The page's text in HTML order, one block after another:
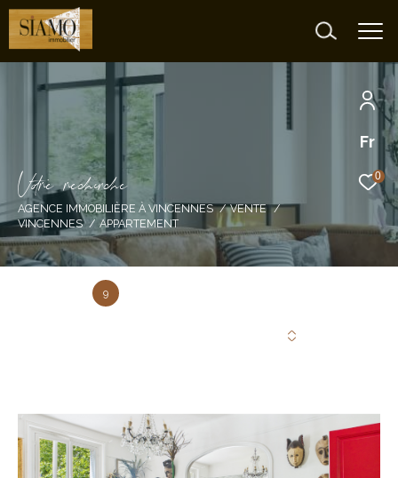
Fr
0
Vore recece
AGENCE IMMOBILIÈRE À VINCENNES
VENTE
VINCENNES
APPARTEMENT
9